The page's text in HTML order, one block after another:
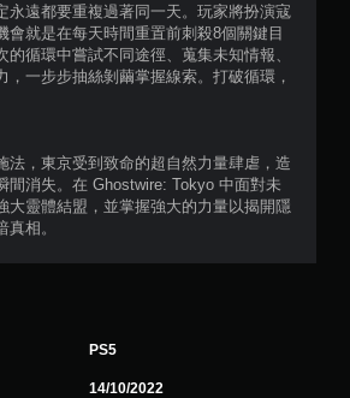
永遠都要重複過著同一天。玩家將扮演寇
會就是在每天時間重置前刺殺8個關鍵目
的循環中嘗試不同途徑、蒐集未知情報、
，一步步抽絲剝繭掌握線索。打破循環，
法，東京受到致命的超自然力量肆虐，造
間消失。在 Ghostwire: Tokyo 中面對未
大靈體結盟，並掌握強大的力量以揭開隱
相。
PS5
14/10/2022